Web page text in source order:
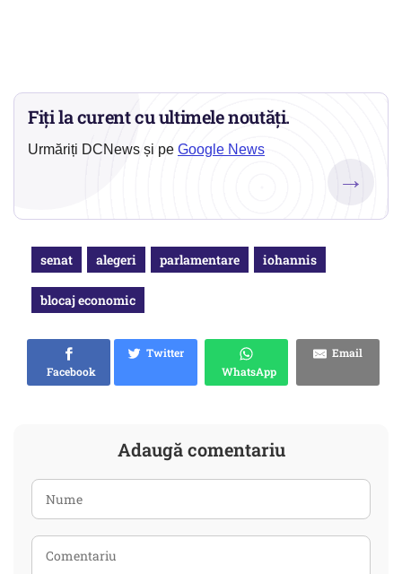
Fiți la curent cu ultimele noutăți.
Urmăriți DCNews și pe Google News
→
senat alegeri parlamentare iohannis
blocaj economic
Facebook
Twitter
WhatsApp
Email
Adaugă comentariu